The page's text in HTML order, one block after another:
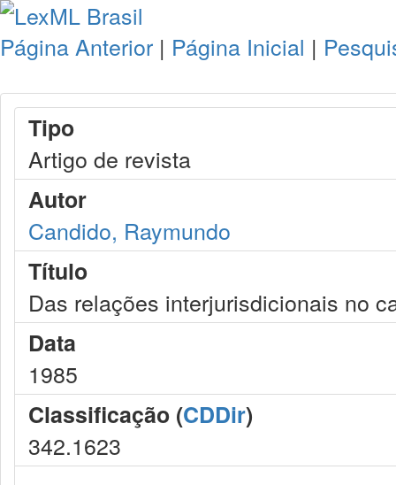
Página Anterior | Página Inicial |
Tipo
Artigo de revista
Autor
Candido, Raymundo
Título
Das relações interjurisdicionais no
Data
1985
Classificação (CDDir)
342.1623